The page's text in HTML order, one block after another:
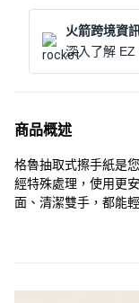
火箭跨境資
深入了解 EZ
商品概述
格魯抽取式擦手紙是
經特殊處理，使用更
面、清潔雙手，都能